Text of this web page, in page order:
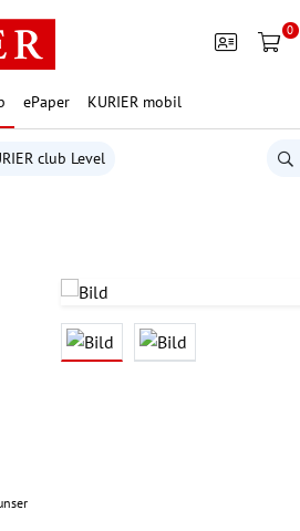
0
ePaper KURIER mobil
club Level